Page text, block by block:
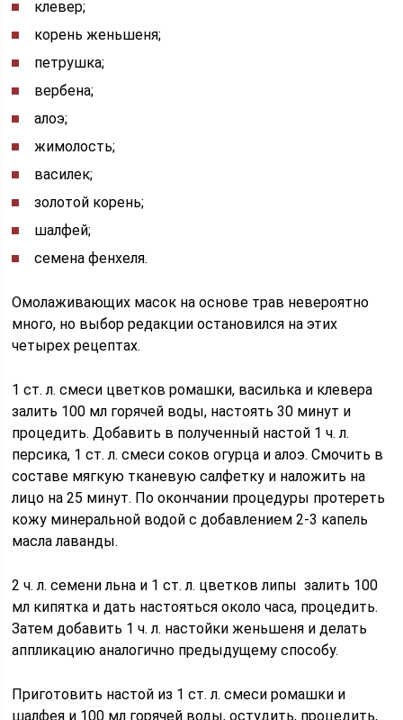
клевер;
корень женьшеня;
петрушка;
вербена;
алоэ;
жимолость;
василек;
золотой корень;
шалфей;
семена фенхеля.
Омолаживающих масок на основе трав невероятно
много, но выбор редакции остановился на этих
четырех рецептах.
1 ст. л. смеси цветков ромашки, василька и клевера
залить 100 мл горячей воды, настоять 30 минут и
процедить. Добавить в полученный настой 1 ч. л.
персика, 1 ст. л. смеси соков огурца и алоэ. Смочить в
составе мягкую тканевую салфетку и наложить на
лицо на 25 минут. По окончании процедуры протереть
кожу минеральной водой с добавлением 2-3 капель
масла лаванды.
2 ч. л. семени льна и 1 ст. л. цветков липы залить 100
мл кипятка и дать настояться около часа, процедить.
Затем добавить 1 ч. л. настойки женьшеня и делать
аппликацию аналогично предыдущему способу.
Приготовить настой из 1 ст. л. смеси ромашки и
шалфея и 100 мл горячей воды, остудить, процедить,